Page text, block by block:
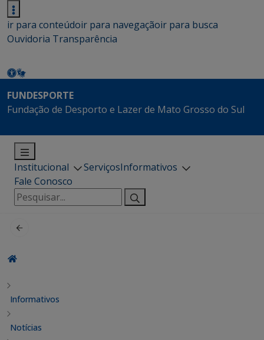
ir para conteúdoir para navegaçãoir para busca
Ouvidoria Transparência
FUNDESPORTE
Fundação de Desporto e Lazer de Mato Grosso do Sul
Institucional ServiçosInformativos
Fale Conosco
Pesquisar
por:
Informativos
Notícias